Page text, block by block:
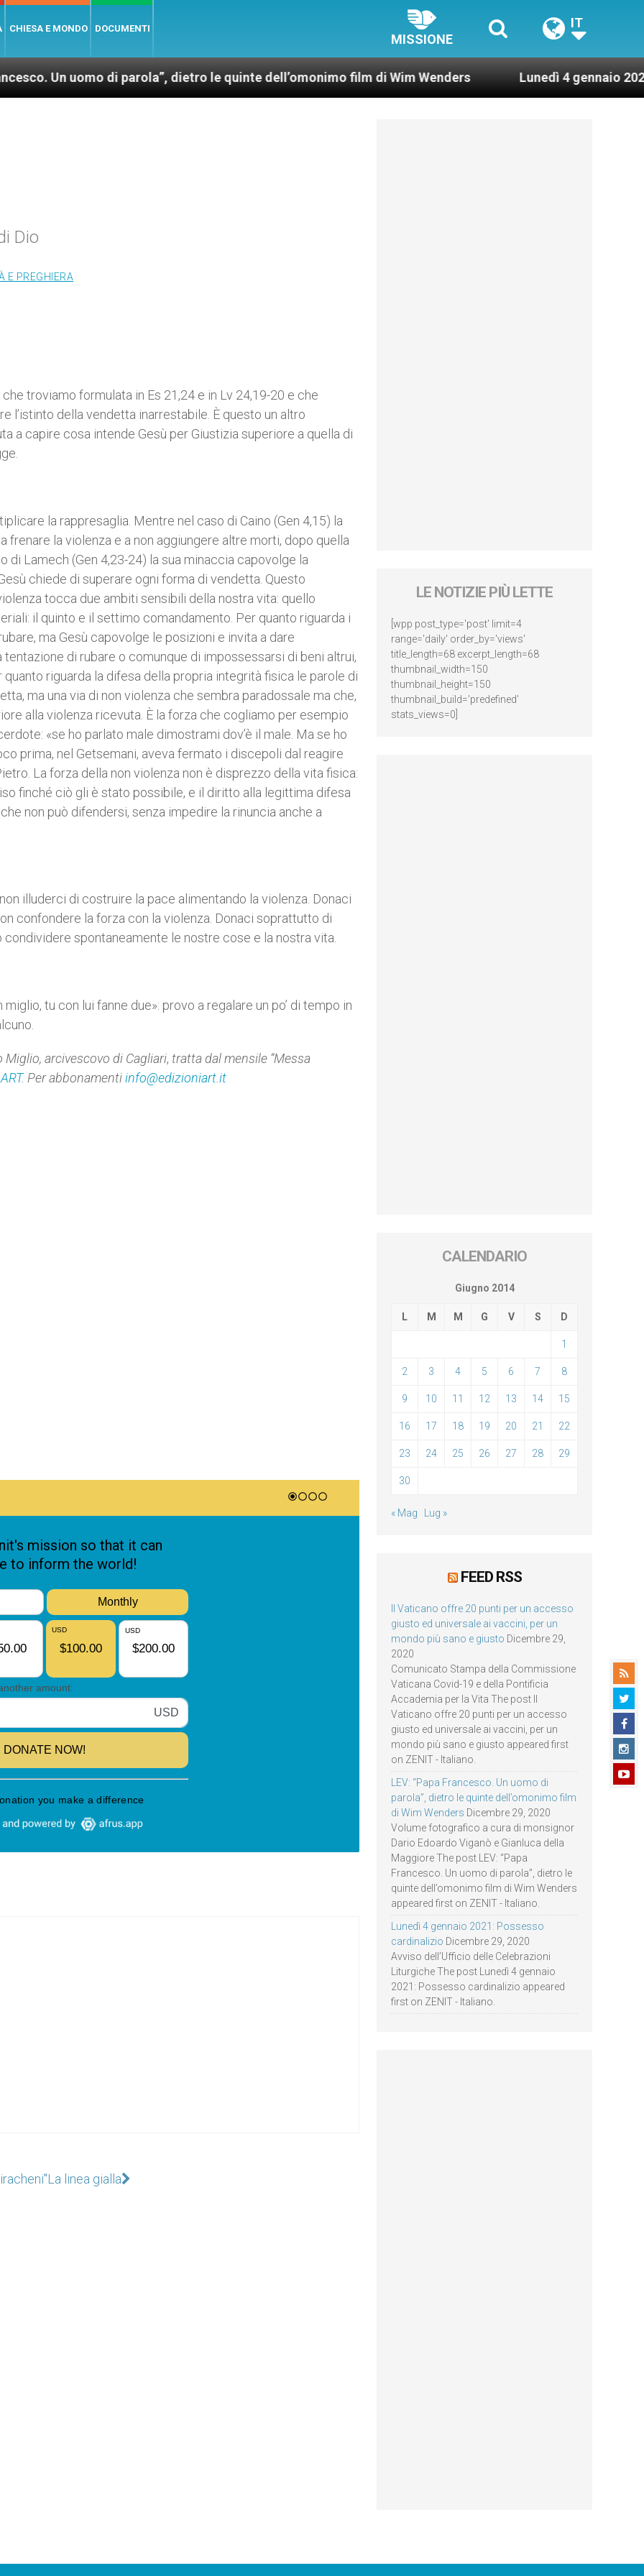
CHIESA E MONDO DOCUMENTI
MISSIONE
IT
di parola”, dietro le quinte dell’omonimo film di Wim Wenders Lunedì 4 gennaio 2021:
Dio
E PREGHIERA
troviamo formulata in Es 21,24 e in Lv 24,19-20 e che
l’istinto della vendetta inarrestabile. È questo un altro
a capire cosa intende Gesù per Giustizia superiore a quella di
la rappresaglia. Mentre nel caso di Caino (Gen 4,15) la
la violenza e a non aggiungere altre morti, dopo quella
di Lamech (Gen 4,23-24) la sua minaccia capovolge la
chiede di superare ogni forma di vendetta. Questo
tocca due ambiti sensibili della nostra vita: quello
il quinto e il settimo comandamento. Per quanto riguarda i
ma Gesù capovolge le posizioni e invita a dare
di rubare o comunque di impossessarsi di beni altrui,
riguarda la difesa della propria integrità fisica le parole di
ma una via di non violenza che sembra paradossale ma che,
alla violenza ricevuta. È la forza che cogliamo per esempio
«se ho parlato male dimostrami dov’è il male. Ma se ho
prima, nel Getsemani, aveva fermato i discepoli dal reagire
La forza della non violenza non è disprezzo della vita fisica:
finché ciò gli è stato possibile, e il diritto alla legittima difesa
non può difendersi, senza impedire la rinuncia anche a
illuderci di costruire la pace alimentando la violenza. Donaci
confondere la forza con la violenza. Donaci soprattutto di
spontaneamente le nostre cose e la nostra vita.
tu con lui fanne due»: provo a regalare un po’ di tempo in
Miglio, arcivescovo di Cagliari, tratta dal mensile “Messa
. Per abbonamentiinfo@edizioniart.it
La linea gialla
LE NOTIZIE PIÙ LETTE
[wpp post_type='post' limit=4
range='daily' order_by='views'
title_length=68 excerpt_length=68
thumbnail_width=150
thumbnail_height=150
thumbnail_build='predefined'
stats_views=0]
CALENDARIO
Giugno 2014
L M M G V S D
1
2 3 4 5 6 7 8
9 10 11 12 13 14 15
16 17 18 19 20 21 22
23 24 25 26 27 28 29
30
« Mag Lug »
FEED RSS
Il Vaticano offre 20 punti per un accesso
giusto ed universale ai vaccini, per un
mondo più sano e giusto Dicembre 29,
2020
Comunicato Stampa della Commissione
Vaticana Covid-19 e della Pontificia
Accademia per la Vita The post Il
Vaticano offre 20 punti per un accesso
giusto ed universale ai vaccini, per un
mondo più sano e giusto appeared first
on ZENIT - Italiano.
LEV: “Papa Francesco. Un uomo di
parola”, dietro le quinte dell’omonimo film
di Wim Wenders Dicembre 29, 2020
Volume fotografico a cura di monsignor
Dario Edoardo Viganò e Gianluca della
Maggiore The post LEV: “Papa
Francesco. Un uomo di parola”, dietro le
quinte dell’omonimo film di Wim Wenders
appeared first on ZENIT - Italiano.
Lunedì 4 gennaio 2021: Possesso
cardinalizio Dicembre 29, 2020
Avviso dell’Ufficio delle Celebrazioni
Liturgiche The post Lunedì 4 gennaio
2021: Possesso cardinalizio appeared
first on ZENIT - Italiano.